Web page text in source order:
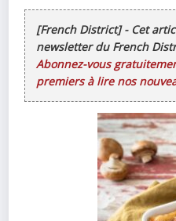
[French District] - Cet
newsletter du French
Abonnez-vous
premiers à lire nos